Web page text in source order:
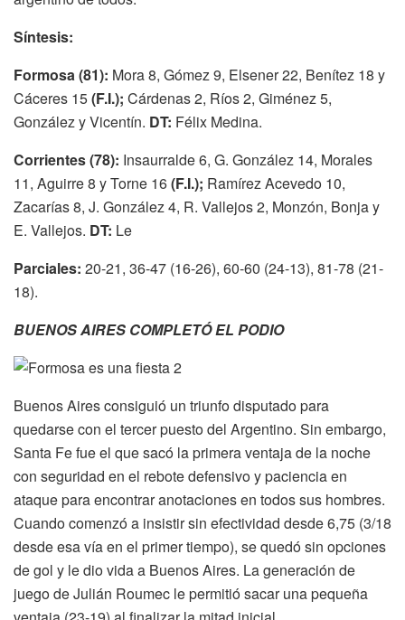
Síntesis:
Formosa (81): Mora 8, Gómez 9, Elsener 22, Benítez 18 y
Cáceres 15(F.I.); Cárdenas 2, Ríos 2, Giménez 5,
González y Vicentín. DT: Félix Medina.
Corrientes (78): Insaurralde 6, G. González 14, Morales
11, Aguirre 8 y Torne 16(F.I.); Ramírez Acevedo 10,
Zacarías 8, J. González 4, R. Vallejos 2, Monzón, Bonja y
E. Vallejos. DT: Le
Parciales: 20-21, 36-47 (16-26), 60-60 (24-13), 81-78 (21-
18).
BUENOS AIRES COMPLETÓ EL PODIO
Buenos Aires consiguió un triunfo disputado para
quedarse con el tercer puesto del Argentino. Sin embargo,
Santa Fe fue el que sacó la primera ventaja de la noche
con seguridad en el rebote defensivo y paciencia en
ataque para encontrar anotaciones en todos sus hombres.
Cuando comenzó a insistir sin efectividad desde 6,75 (3/18
desde esa vía en el primer tiempo), se quedó sin opciones
de gol y le dio vida a Buenos Aires. La generación de
juego de Julián Roumec le permitió sacar una pequeña